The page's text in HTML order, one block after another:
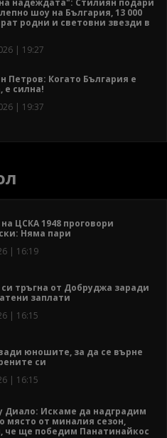
шоу на България, 13 000
родни и световни звезди в
| 19:27
Петров: Когато България е
е силна!
| 19:37
ЦСКА 1948 проговори
Няма пари
| 16:19
тръгна от Добруджа заради
заплати
| 16:15
юношите, за да се върне
си
| 16:15
Диало: Искаме да надградим
място от миналия сезон,
че ще победим Панатинайкос